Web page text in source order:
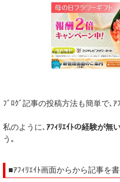
ﾌﾞﾛｸﾞ記事の投稿方法も簡単で､ｱ
私のように､ ｱﾌｨﾘｴｲﾄの経験が無
う｡
■ｱﾌｨﾘｴｲﾄ画面からから記事を書